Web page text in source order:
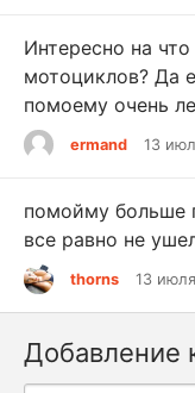
Интересно на
мотоциклов? Да
помоему очень
ermand 13
помойму больше
все равно не
thorns 13
Добавление